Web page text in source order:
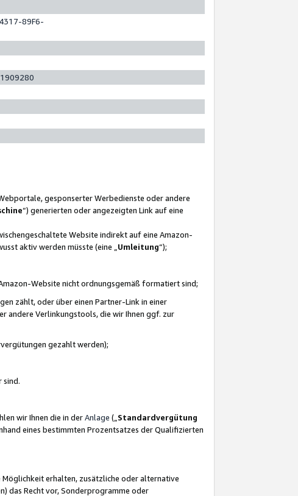
89F6-
gesponserter Werbedienste oder andere
“) generierten oder angezeigten Link auf eine
Website indirekt auf eine Amazon-
aktiv werden müsste (eine „ Umleitung“);
Website nicht ordnungsgemäß formatiert sind;
zählt, oder über einen Partner-Link in einer
andere Verlinkungstools, die wir Ihnen ggf. zur
gezahlt werden);
sind.
wir Ihnen die in derAnlage („ Standardvergütung
eines bestimmten Prozentsatzes der Qualifizierten
erhalten, zusätzliche oder alternative
das Recht vor, Sonderprogramme oder